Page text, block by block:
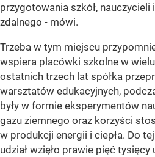
przygotowania szkół,
zdalnego - mówi.
Trzeba w tym miejscu
wspiera placówki szkolne w
ostatnich trzech lat spółka
warsztatów edukacyjnych,
były w formie eksperymentów
gazu ziemnego oraz korzyści
w produkcji energii i ciepła. Do
udział wzięło prawie pięć